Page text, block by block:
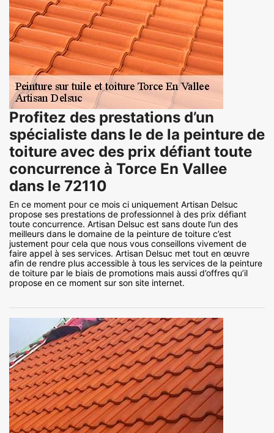
Profitez des prestations d’un
spécialiste dans le de la peinture de
toiture avec des prix défiant toute
concurrence à Torce En Vallee
dans le 72110
En ce moment pour ce mois ci uniquement Artisan Delsuc
propose ses prestations de professionnel à des prix défiant
toute concurrence. Artisan Delsuc est sans doute l’un des
meilleurs dans le domaine de la peinture de toiture c’est
justement pour cela que nous vous conseillons vivement de
faire appel à ses services. Artisan Delsuc met tout en œuvre
afin de rendre plus accessible à tous les services de la peinture
de toiture par le biais de promotions mais aussi d’offres qu’il
propose en ce moment sur son site internet.